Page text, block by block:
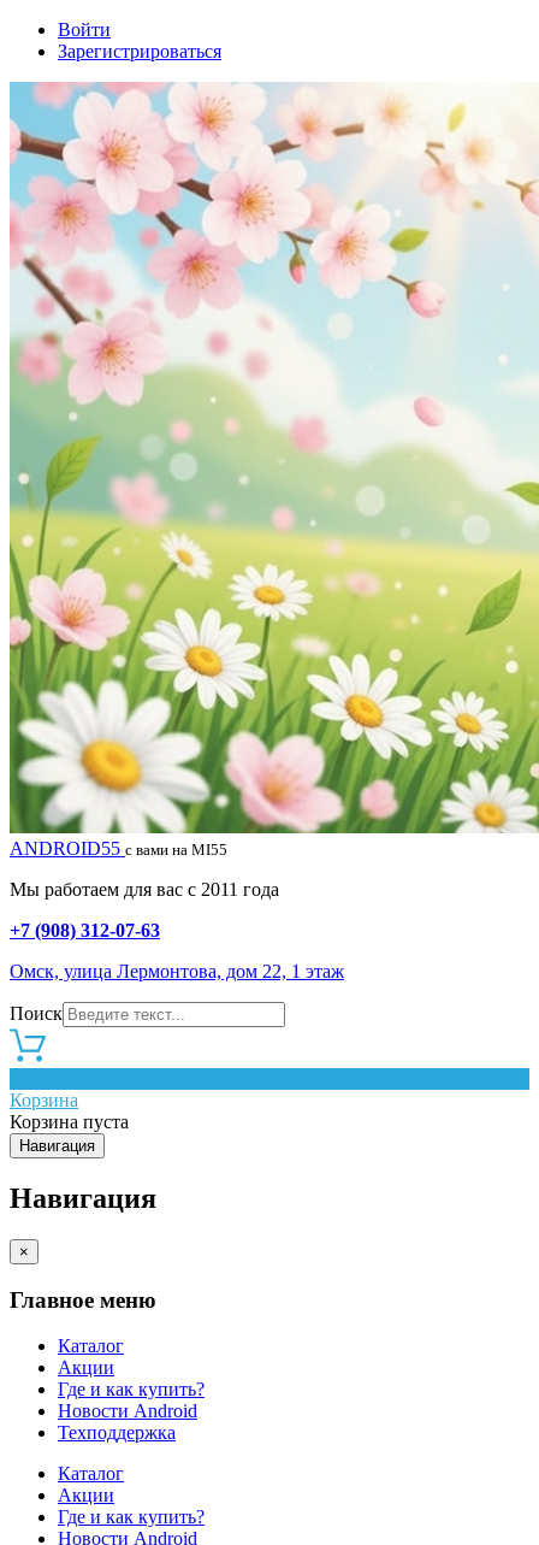
Войти
Зарегистрироваться
ANDROID55 с вами на MI55
Мы работаем для вас с 2011 года
+7 (908) 312-07-63
Омск, улица Лермонтова, дом 22, 1 этаж
Поиск
Корзина
Корзина пуста
Навигация
Навигация
×
Главное меню
Каталог
Акции
Где и как купить?
Новости Android
Техподдержка
Каталог
Акции
Где и как купить?
Новости Android